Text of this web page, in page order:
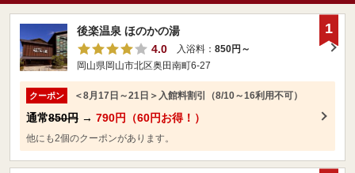
後楽温泉 ほのかの湯
4.0
入浴料： 850円～
岡山県岡山市北区奥田南町6-27
クーポン ＜8月17日～21日＞入館料割引（8/10～16利用不可）
通常850円 → 790円（60円お得！）
他にも2個のクーポンがあります。
1